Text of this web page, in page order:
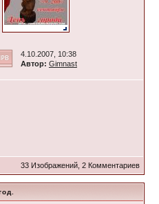
4.10.2007, 10:38
Автор: Gimnast
33 Изображений, 2 Комментариев